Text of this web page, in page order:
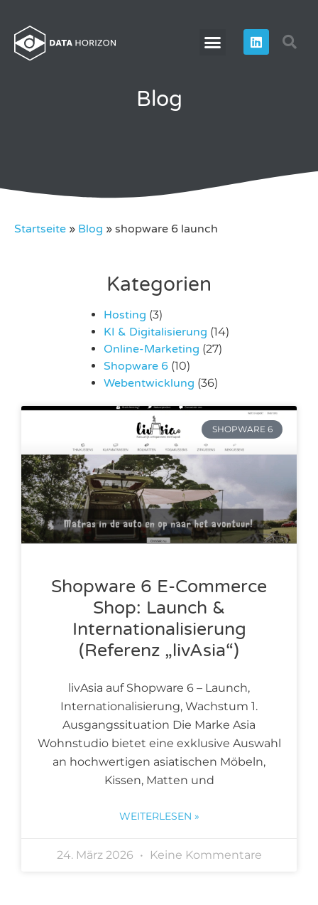
Blog
Startseite » Blog » shopware 6 launch
SHOPWARE 6
Shopware 6 E-Commerce
Shop: Launch &
Internationalisierung
(Referenz „livAsia“)
livAsia auf Shopware 6 – Launch,
Internationalisierung, Wachstum 1.
Ausgangssituation Die Marke Asia
Wohnstudio bietet eine exklusive Auswahl
an hochwertigen asiatischen Möbeln,
Kissen, Matten und
WEITERLESEN »
24. März 2026 Keine Kommentare
Kategorien
Hosting (3)
KI & Digitalisierung (14)
Online-Marketing (27)
Shopware 6(10)
Webentwicklung (36)